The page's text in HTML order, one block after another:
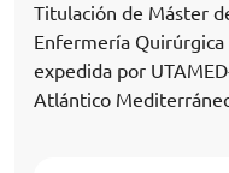
Titulación de Máster
Enfermería Quirúrgica
expedida por
Atlántico